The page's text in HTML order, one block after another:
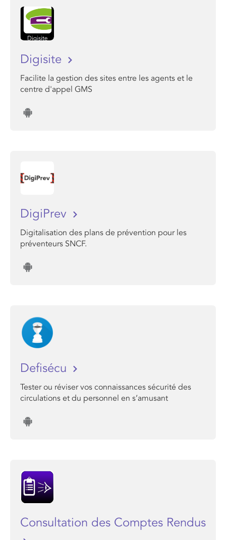
Digisite
Facilite la gestion des sites entre les agents et le
centre d'appel GMS
DigiPrev
Digitalisation des plans de prévention pour les
préventeurs SNCF.
Defisécu
Tester ou réviser vos connaissances sécurité des
circulations et du personnel en s’amusant
Consultation des Comptes Rendus